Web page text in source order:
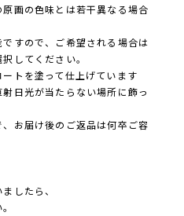
画の色味とは若干異なる場合
すので、ご希望される場合は
してください。
トを塗って仕上げています
日光が当たらない場所に飾っ
お届け後のご返品は何卒ご容
したら、